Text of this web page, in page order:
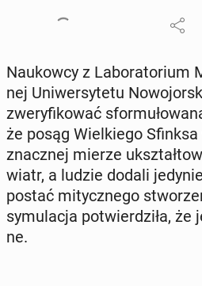
Na­ukow­cy z La­bo­ra­to­rium
nej Uni­wer­sy­te­tu
zwe­ry­fi­ko­wać
że posąg Wiel­kie­go Sfinksa
znacz­nej mierze
wiatr, a ludzie dodali
postać mi­tycz­ne­go
sy­mu­la­cja po­twier­dzi­ła,
ne.